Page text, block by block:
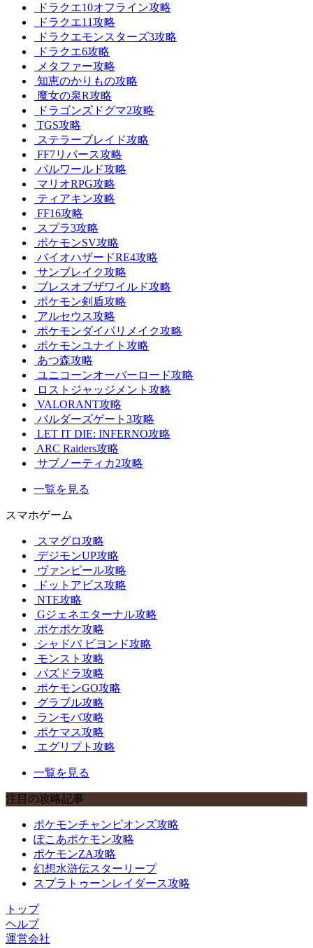
ドラクエ10オフライン攻略
ドラクエ11攻略
ドラクエモンスターズ3攻略
ドラクエ6攻略
メタファー攻略
知恵のかりもの攻略
魔女の泉R攻略
ドラゴンズドグマ2攻略
TGS攻略
ステラーブレイド攻略
FF7リバース攻略
パルワールド攻略
マリオRPG攻略
ティアキン攻略
FF16攻略
スプラ3攻略
ポケモンSV攻略
バイオハザードRE4攻略
サンブレイク攻略
ブレスオブザワイルド攻略
ポケモン剣盾攻略
アルセウス攻略
ポケモンダイパリメイク攻略
ポケモンユナイト攻略
あつ森攻略
ユニコーンオーバーロード攻略
ロストジャッジメント攻略
VALORANT攻略
バルダーズゲート3攻略
LET IT DIE: INFERNO攻略
ARC Raiders攻略
サブノーティカ2攻略
一覧を見る
スマホゲーム
スマグロ攻略
デジモンUP攻略
ヴァンピール攻略
ドットアビス攻略
NTE攻略
Gジェネエターナル攻略
ポケポケ攻略
シャドバ ビヨンド攻略
モンスト攻略
パズドラ攻略
ポケモンGO攻略
グラブル攻略
ランモバ攻略
ポケマス攻略
エグリプト攻略
一覧を見る
注目の攻略記事
ポケモンチャンピオンズ攻略
ぽこあポケモン攻略
ポケモンZA攻略
幻想水滸伝スターリープ
スプラトゥーンレイダース攻略
トップ
ヘルプ
運営会社